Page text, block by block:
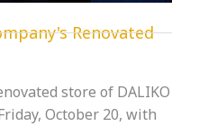
Renovated
store of DALIKO
October 20, with